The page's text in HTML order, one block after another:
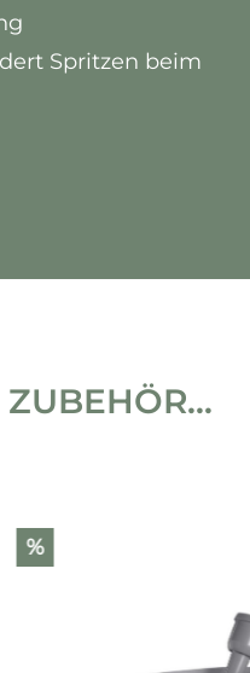
Spritzen beim
%